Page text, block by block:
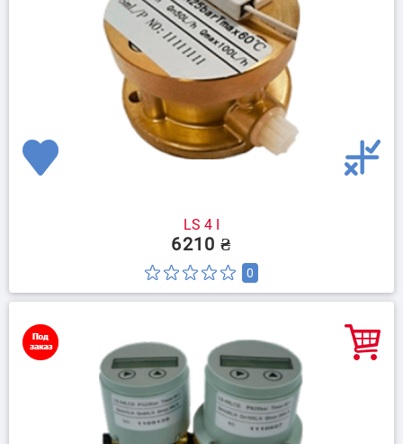
LS 4 I
6210 ₴
0